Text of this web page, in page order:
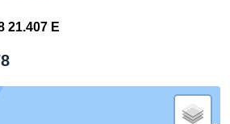
21.407 E